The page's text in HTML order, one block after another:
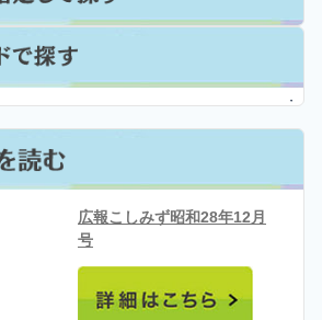
広報こしみず昭和28年12月
号